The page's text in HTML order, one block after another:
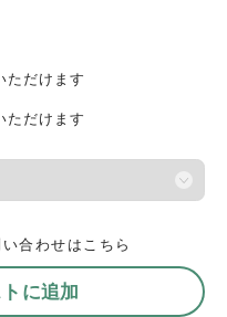
ただけます
ただけます
合わせはこちら
に追加